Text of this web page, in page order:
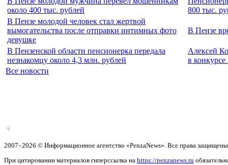
около 400 тыс. рублей
800 тыс.
В Пензе молодой человек стал жертвой
вымогательства после отправки интимных фото
девушке
В Пензе
В Пензенской области пенсионерка передала
незнакомцу около 4,3 млн. рублей
Алексей
в
Все новости
2007–2026 © Информационное агентство «PenzaNews». Все права
При цитировании материалов гиперссылка на https://penzanews.ru